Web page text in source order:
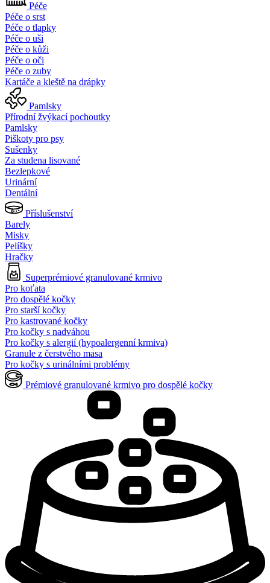
Péče
Péče o srst
Péče o tlapky
Péče o uši
Péče o kůži
Péče o oči
Péče o zuby
Kartáče a kleště na drápky
Pamlsky
Přírodní žvýkací pochoutky
Pamlsky
Piškoty pro psy
Sušenky
Za studena lisované
Bezlepkové
Urinární
Dentální
Příslušenství
Barely
Misky
Pelíšky
Hračky
Superprémiové granulované krmivo
Pro koťata
Pro dospělé kočky
Pro starší kočky
Pro kastrované kočky
Pro kočky s nadváhou
Pro kočky s alergií (hypoalergenní krmiva)
Granule z čerstvého masa
Pro kočky s urinálními problémy
Prémiové granulované krmivo pro dospělé kočky